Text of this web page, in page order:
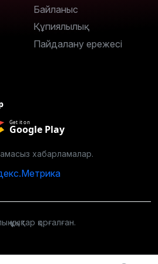
Байланыс
Құпиялылық
Пайдалану ережесі
Get it on
Google Play
хабарламалар.
құқықтар қорғалған.